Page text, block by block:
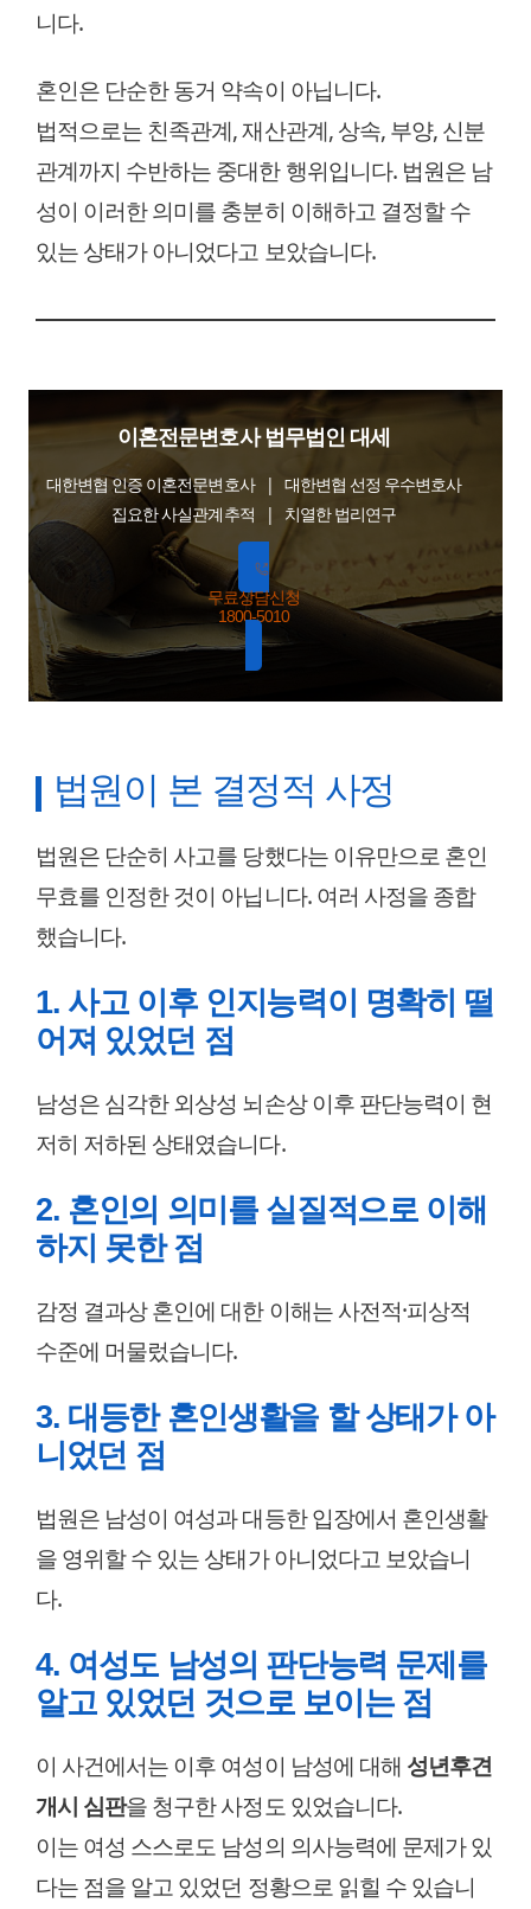
니다.
혼인은 단순한 동거 약속이 아닙니다.
법적으로는 친족관계, 재산관계, 상속, 부양, 신분
관계까지 수반하는 중대한 행위입니다. 법원은 남
성이 이러한 의미를 충분히 이해하고 결정할 수
있는 상태가 아니었다고 보았습니다.
이혼전문변호사 법무법인 대세
대한변협 인증 이혼전문변호사 | 대한변협 선정 우수변호사
집요한 사실관계추적 | 치열한 법리연구
무료상담신청
1800-5010
법원이 본 결정적 사정
법원은 단순히 사고를 당했다는 이유만으로 혼인
무효를 인정한 것이 아닙니다. 여러 사정을 종합
했습니다.
1. 사고 이후 인지능력이 명확히 떨
어져 있었던 점
남성은 심각한 외상성 뇌손상 이후 판단능력이 현
저히 저하된 상태였습니다.
2. 혼인의 의미를 실질적으로 이해
하지 못한 점
감정 결과상 혼인에 대한 이해는 사전적·피상적
수준에 머물렀습니다.
3. 대등한 혼인생활을 할 상태가 아
니었던 점
법원은 남성이 여성과 대등한 입장에서 혼인생활
을 영위할 수 있는 상태가 아니었다고 보았습니
다.
4. 여성도 남성의 판단능력 문제를
알고 있었던 것으로 보이는 점
이 사건에서는 이후 여성이 남성에 대해 성년후견
개시 심판을 청구한 사정도 있었습니다.
이는 여성 스스로도 남성의 의사능력에 문제가 있
다는 점을 알고 있었던 정황으로 읽힐 수 있습니